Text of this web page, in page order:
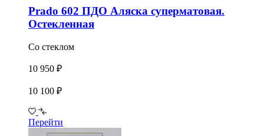
Prado 602 ПДО Аляска суперматовая.
Остекленная
Со стеклом
10 950 ₽
10 100 ₽
Перейти